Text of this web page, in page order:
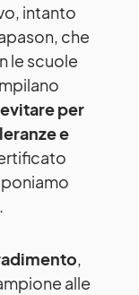
intanto
che
le scuole
per
e
,
alle